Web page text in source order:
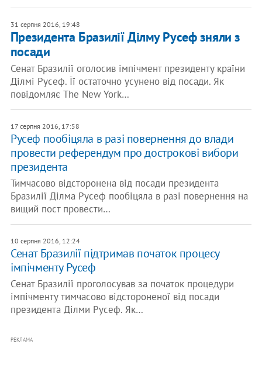
31 серпня 2016, 19:48
Президента Бразилії Ділму Русеф зняли з
посади
Сенат Бразилії оголосив імпічмент президенту країни
Ділмі Русеф. Її остаточно усунено від посади. Як
повідомляє The New York…
17 серпня 2016, 17:58
Русеф пообіцяла в разі повернення до влади
провести референдум про дострокові вибори
президента
Тимчасово відсторонена від посади президента
Бразилії Ділма Русеф пообіцяла в разі повернення на
вищий пост провести…
10 серпня 2016, 12:24
Сенат Бразилії підтримав початок процесу
імпічменту Русеф
Сенат Бразилії проголосував за початок процедури
імпічменту тимчасово відстороненої від посади
президента Ділми Русеф. Як…
РЕКЛАМА